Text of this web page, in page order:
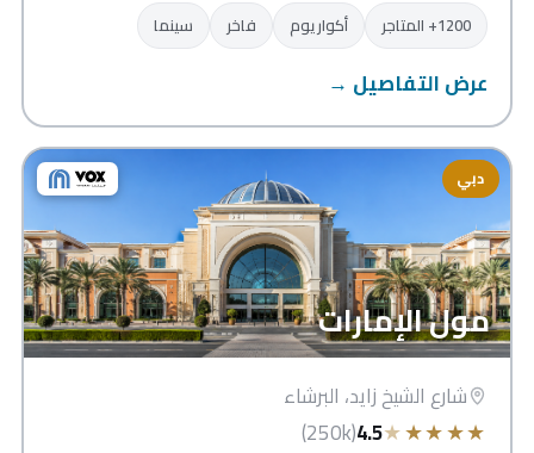
1200+ المتاجر أكواريوم فاخر سينما
عرض التفاصيل →
دبي
مول الإمارات
شارع الشيخ زايد، البرشاء
★
★
★
★
★
4.5
(250k)